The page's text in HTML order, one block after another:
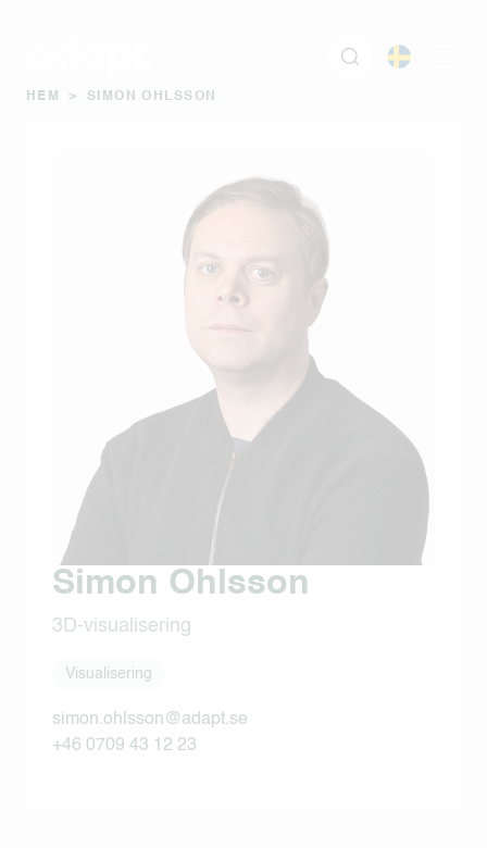
HEM > SIMON OHLSSON
Simon Ohlsson
3D-visualisering
Visualisering
simon.ohlsson@adapt.se
+46 0709 43 12 23